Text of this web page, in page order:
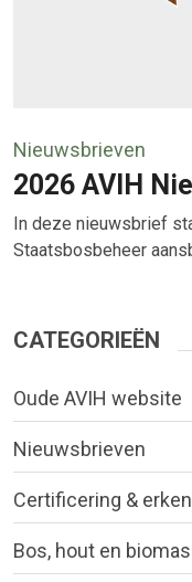
Nieuwsbrieven
2026 AVIH
In deze nieuwsbrief
Staatsbosbeheer
CATEGORIEËN
Oude AVIH website
Nieuwsbrieven
Certificering &
Bos, hout en